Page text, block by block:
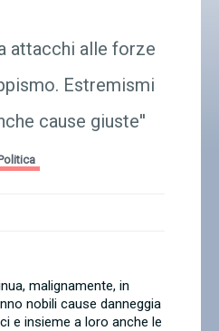
Carrello
attacchi alle forze
Estremismi
cause giuste''
malignamente, in
nobili cause danneggia
e insieme a loro anche le